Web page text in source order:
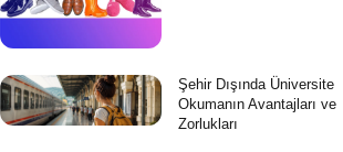
Şehir Dışında Üniversite
Okumanın Avantajları ve
Zorlukları